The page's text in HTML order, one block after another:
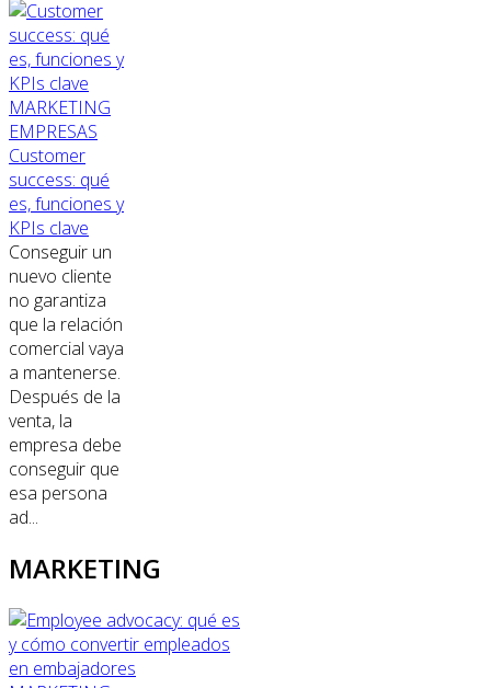
MARKETING
EMPRESAS
Customer
success: qué
es, funciones y
KPIs clave
Conseguir un
nuevo cliente
no garantiza
que la relación
comercial vaya
a mantenerse.
Después de la
venta, la
empresa debe
conseguir que
esa persona
ad...
MARKETING